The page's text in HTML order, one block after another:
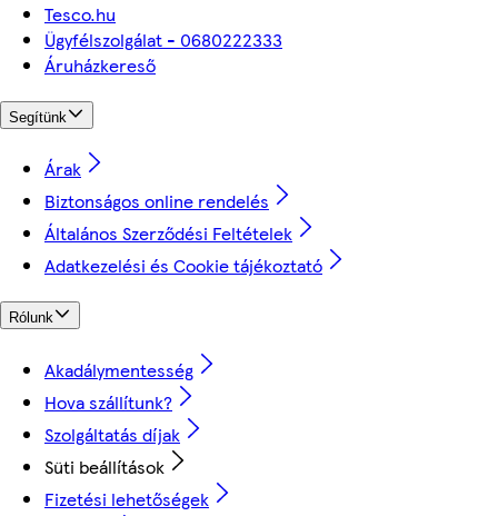
Tesco.hu
Ügyfélszolgálat - 0680222333
Áruházkereső
Segítünk
Árak
Biztonságos online rendelés
Általános Szerződési Feltételek
Adatkezelési és Cookie tájékoztató
Rólunk
Akadálymentesség
Hova szállítunk?
Szolgáltatás díjak
Süti beállítások
Fizetési lehetőségek